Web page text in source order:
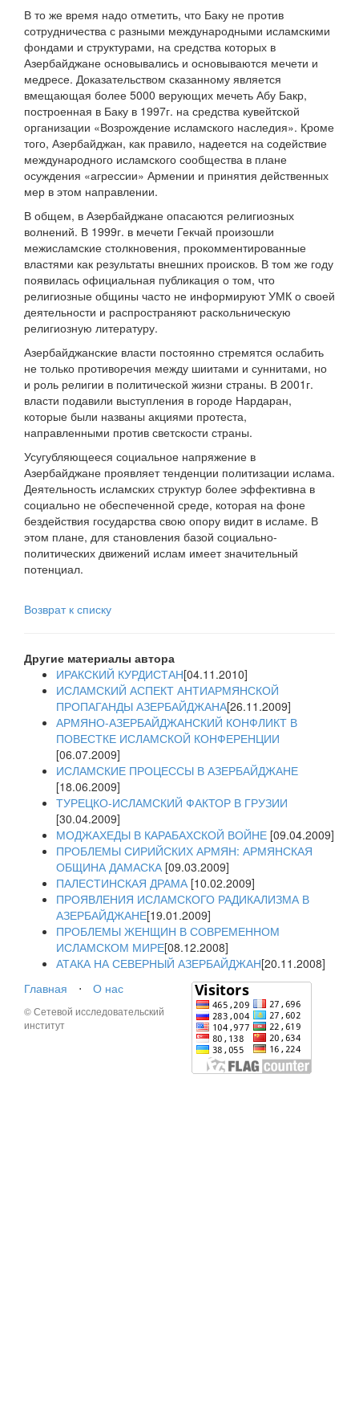
В то же время надо отметить, что Баку не против
сотрудничества с разными международными исламскими
фондами и структурами, на средства которых в
Азербайджане основывались и основываются мечети и
медресе. Доказательством сказанному является
вмещающая более 5000 верующих мечеть Абу Бакр,
построенная в Баку в 1997г. на средства кувейтской
организации «Возрождение исламского наследия». Кроме
того, Азербайджан, как правило, надеется на содействие
международного исламского сообщества в плане
осуждения «агрессии» Армении и принятия действенных
мер в этом направлении.
В общем, в Азербайджане опасаются религиозных
волнений. В 1999г. в мечети Гекчай произошли
межисламские столкновения, прокомментированные
властями как результаты внешних происков. В том же году
появилась официальная публикация о том, что
религиозные общины часто не информируют УМК о своей
деятельности и распространяют раскольническую
религиозную литературу.
Азербайджанские власти постоянно стремятся ослабить
не только противоречия между шиитами и суннитами, но
и роль религии в политической жизни страны. В 2001г.
власти подавили выступления в городе Нардаран,
которые были названы акциями протеста,
направленными против светскости страны.
Усугубляющееся социальное напряжение в
Азербайджане проявляет тенденции политизации ислама.
Деятельность исламских структур более эффективна в
социально не обеспеченной среде, которая на фоне
бездействия государства свою опору видит в исламе. В
этом плане, для становления базой социально-
политических движений ислам имеет значительный
потенциал.
Возврат к списку
Другие материалы автора
ИРАКСКИЙ КУРДИСТАН[04.11.2010]
ИСЛАМСКИЙ АСПЕКТ АНТИАРМЯНСКОЙ
ПРОПАГАНДЫ АЗЕРБАЙДЖАНА[26.11.2009]
АРМЯНО-АЗЕРБАЙДЖАНСКИЙ КОНФЛИКТ В
ПОВЕСТКЕ ИСЛАМСКОЙ КОНФЕРЕНЦИИ
[06.07.2009]
ИСЛАМСКИЕ ПРОЦЕССЫ В АЗЕРБАЙДЖАНЕ
[18.06.2009]
ТУРЕЦКО-ИСЛАМСКИЙ ФАКТОР В ГРУЗИИ
[30.04.2009]
МОДЖАХЕДЫ В КАРАБАХСКОЙ ВОЙНЕ [09.04.2009]
ПРОБЛЕМЫ СИРИЙСКИХ АРМЯН: АРМЯНСКАЯ
ОБЩИНА ДАМАСКА [09.03.2009]
ПАЛЕСТИНСКАЯ ДРАМА [10.02.2009]
ПРОЯВЛЕНИЯ ИСЛАМСКОГО РАДИКАЛИЗМА В
АЗЕРБАЙДЖАНЕ[19.01.2009]
ПРОБЛЕМЫ ЖЕНЩИН В СОВРЕМЕННОМ
ИСЛАМСКОМ МИРЕ[08.12.2008]
АТАКА НА СЕВЕРНЫЙ АЗЕРБАЙДЖАН[20.11.2008]
Главная
⋅ О нас
© Сетевой исследовательский
институт